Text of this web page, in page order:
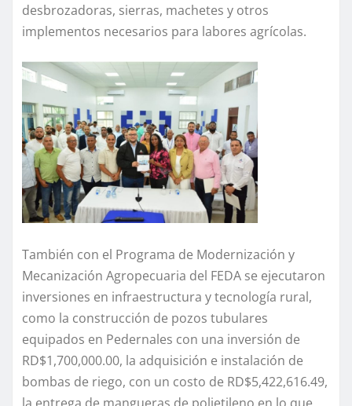
desbrozadoras, sierras, machetes y otros
implementos necesarios para labores agrícolas.
También con el Programa de Modernización y
Mecanización Agropecuaria del FEDA se ejecutaron
inversiones en infraestructura y tecnología rural,
como la construcción de pozos tubulares
equipados en Pedernales con una inversión de
RD$1,700,000.00, la adquisición e instalación de
bombas de riego, con un costo de RD$5,422,616.49,